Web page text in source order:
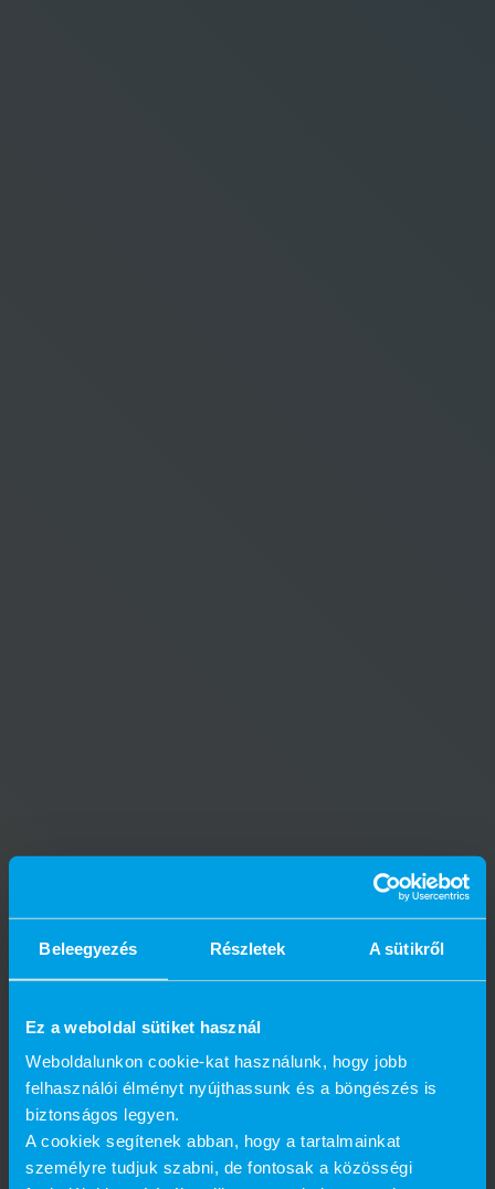
Beleegyezés Részletek A sütikről
Ez a weboldal sütiket használ
Weboldalunkon cookie-kat használunk, hogy jobb
felhasználói élményt nyújthassunk és a böngészés is
biztonságos legyen.
A cookiek segítenek abban, hogy a tartalmainkat
személyre tudjuk szabni, de fontosak a közösségi